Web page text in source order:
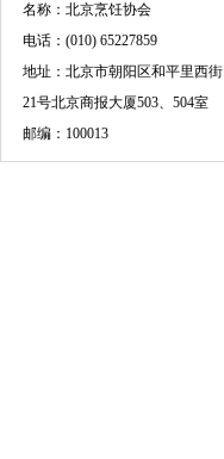
名称：北京烹饪协会
电话：(010) 65227859
地址：北京市朝阳区和平里西街
21号北京商报大厦503、504室
邮编：100013